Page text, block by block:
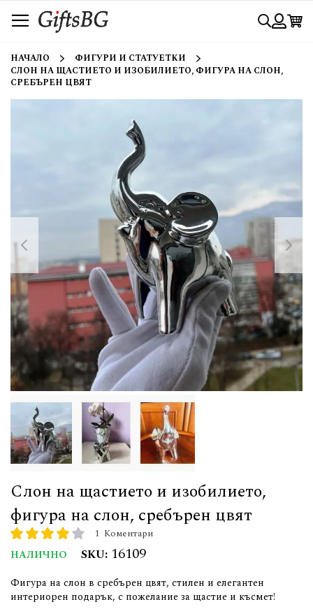
към
съдържанието
Търси
НАЧАЛО
ФИГУРИ И СТАТУЕТКИ
СЛОН НА ЩАСТИЕТО И ИЗОБИЛИЕТО, ФИГУРА НА СЛОН,
СРЕБЪРЕН ЦВЯТ
Слон на щастието и изобилието,
фигура на слон, сребърен цвят
рейтинг: 1 Коментари
НАЛИЧНО SKU 16109
Фигура на слон в сребърен цвят, стилен и елегантен
интериорен подарък, с пожелание за щастие и късмет!